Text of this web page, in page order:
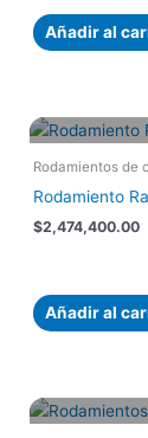
Añadir al
Rodamientos de
Rodamiento
$2,474,400.00
Añadir al